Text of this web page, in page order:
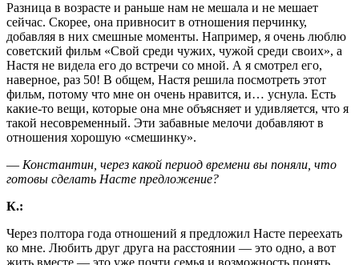
Разница в возрасте и раньше нам не мешала и не мешает
сейчас. Скорее, она привносит в отношения перчинку,
добавляя в них смешные моменты. Например, я очень люблю
советский фильм «Свой среди чужих, чужой среди своих», а
Настя не видела его до встречи со мной. А я смотрел его,
наверное, раз 50! В общем, Настя решила посмотреть этот
фильм, потому что мне он очень нравится, и… уснула. Есть
какие-то вещи, которые она мне объясняет и удивляется, что я
такой несовременный. Эти забавные мелочи добавляют в
отношения хорошую «смешинку».
― Константин, через какой период времени вы поняли, что
готовы сделать Насте предложение?
К.:
Через полтора года отношений я предложил Насте переехать
ко мне. Любить друг друга на расстоянии ― это одно, а вот